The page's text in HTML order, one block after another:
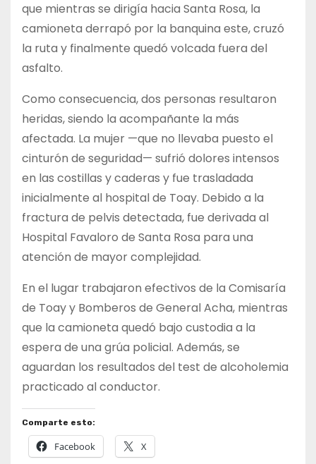
que mientras se dirigía hacia Santa Rosa, la
camioneta derrapó por la banquina este, cruzó
la ruta y finalmente quedó volcada fuera del
asfalto.
Como consecuencia, dos personas resultaron
heridas, siendo la acompañante la más
afectada. La mujer —que no llevaba puesto el
cinturón de seguridad— sufrió dolores intensos
en las costillas y caderas y fue trasladada
inicialmente al hospital de Toay. Debido a la
fractura de pelvis detectada, fue derivada al
Hospital Favaloro de Santa Rosa para una
atención de mayor complejidad.
En el lugar trabajaron efectivos de la Comisaría
de Toay y Bomberos de General Acha, mientras
que la camioneta quedó bajo custodia a la
espera de una grúa policial. Además, se
aguardan los resultados del test de alcoholemia
practicado al conductor.
Comparte esto:
Facebook X